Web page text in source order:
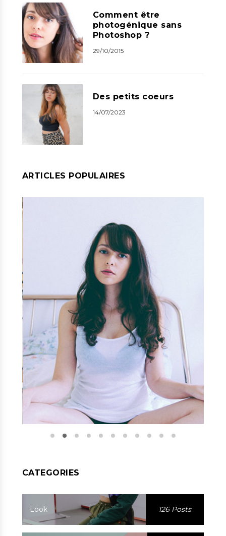
Comment être
photogénique sans
Photoshop ?
29/10/2015
Des petits coeurs
14/07/2023
ARTICLES POPULAIRES
CATEGORIES
Look 126 Posts